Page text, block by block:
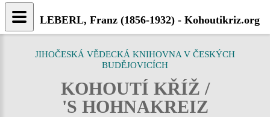
JIHOČESKÁ VĚDECKÁ KNIHOVNA V ČESKÝCH
BUDĚJOVICÍCH
KOHOUTÍ KŘÍŽ /
'S HOHNAKREIZ
LEBERL, Franz (1856-1932) - Kohoutikriz.org